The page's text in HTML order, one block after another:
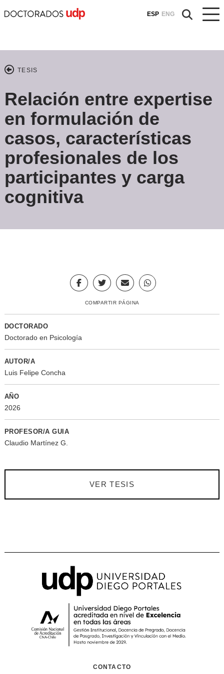
ESP ENG
TESIS
Relación entre expertise
en formulación de
casos, características
profesionales de los
participantes y carga
cognitiva
COMPARTIR PÁGINA
DOCTORADO
Doctorado en Psicología
AUTOR/A
Luis Felipe Concha
AÑO
2026
PROFESOR/A GUIA
Claudio Martínez G.
VER TESIS
CONTACTO